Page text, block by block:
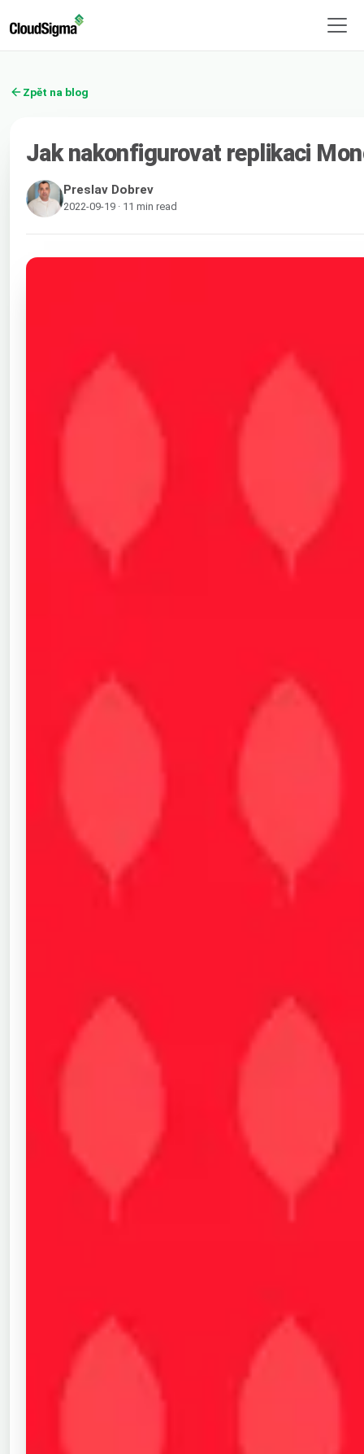
Zpět na blog
Jak nakonfigurovat replikaci
Preslav Dobrev
2022-09-19 · 11 min read